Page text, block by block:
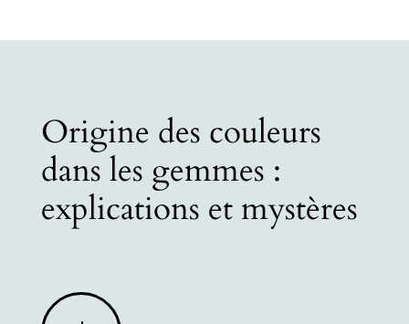
Origine des couleurs
dans les gemmes :
explications et mystères